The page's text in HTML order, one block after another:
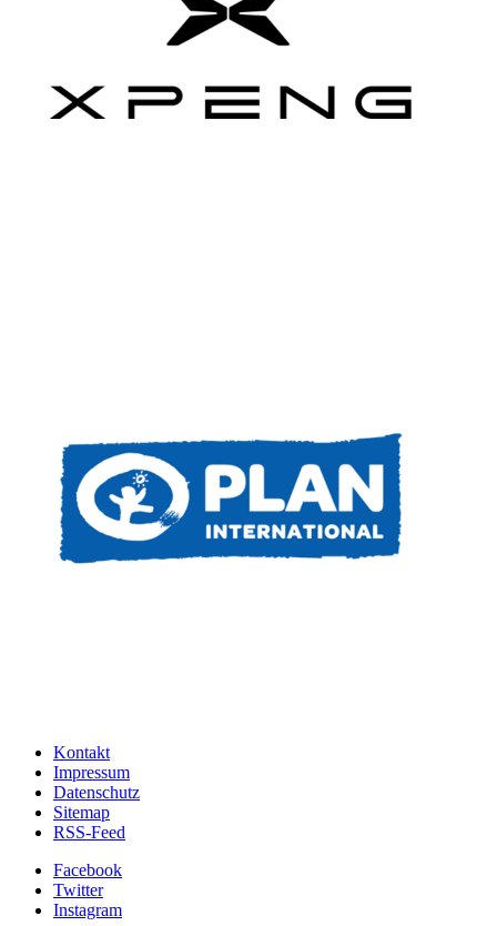
Kontakt
Impressum
Datenschutz
Sitemap
RSS-Feed
Facebook
Twitter
Instagram